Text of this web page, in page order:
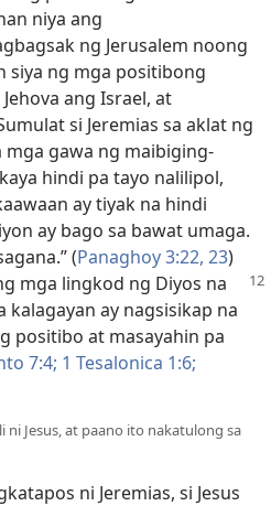
niya ang
ng Jerusalem noong
siya ng mga positibong
ang Israel, at
si Jeremias sa aklat ng
mga gawa ng maibiging-
hindi pa tayo nalilipol,
ay tiyak na hindi
ay bago sa bawat umaga.
(Panaghoy 3:22, 23)
mga lingkod ng Diyos na
ay nagsisikap na
positibo at masayahin pa
7:4; 1 Tesalonica 1:6;
Jesus, at paano ito nakatulong sa
ni Jeremias, si Jesus